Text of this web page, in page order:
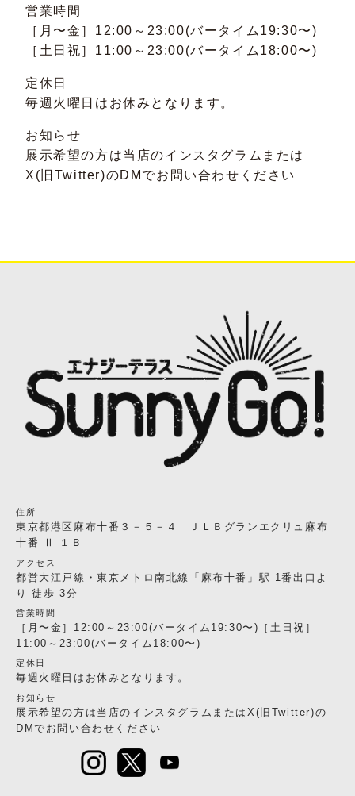
営業時間
［月〜金］12:00～23:00(バータイム19:30〜)
［土日祝］11:00～23:00(バータイム18:00〜)
定休日
毎週火曜日はお休みとなります。
お知らせ
展示希望の方は当店のインスタグラムまたは
X(旧Twitter)のDMでお問い合わせください
住所
東京都港区麻布十番３－５－４ ＪＬＢグランエクリュ麻布
十番 Ⅱ １Ｂ
アクセス
都営大江戸線・東京メトロ南北線「麻布十番」駅 1番出口よ
り 徒歩 3分
営業時間
［月〜金］12:00～23:00(バータイム19:30〜)［土日祝］
11:00～23:00(バータイム18:00〜)
定休日
毎週火曜日はお休みとなります。
お知らせ
展示希望の方は当店のインスタグラムまたはX(旧Twitter)の
DMでお問い合わせください